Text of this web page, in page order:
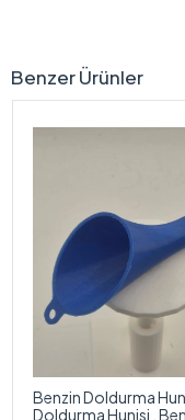
Benzer Ürünler
Benzin Doldurma
Doldurma Hunisi ,